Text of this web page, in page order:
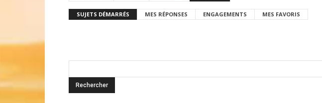
SUJETS DÉMARRÉS MES RÉPONSES ENGAGEMENTS MES FAVORIS